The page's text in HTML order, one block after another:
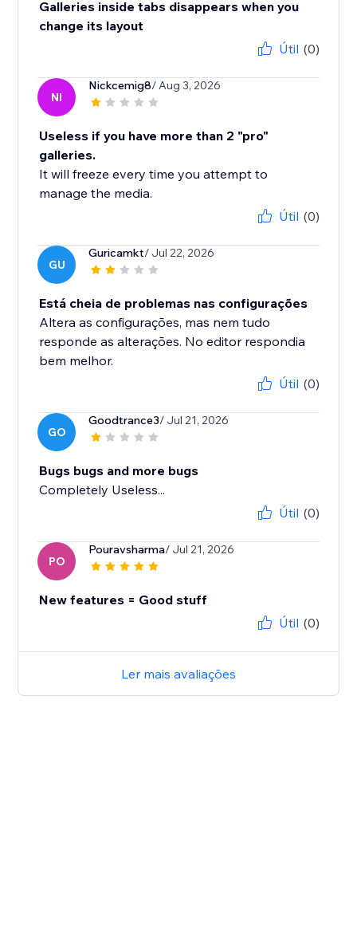
Galleries inside tabs disappears when you
change its layout
Útil (0)
NI
Nickcemig8/ Aug 3, 2026
Useless if you have more than 2 "pro"
galleries.
It will freeze every time you attempt to
manage the media.
Útil (0)
GU
Guricamkt/ Jul 22, 2026
Está cheia de problemas nas configurações
Altera as configurações, mas nem tudo
responde as alterações. No editor respondia
bem melhor.
Útil (0)
GO
Goodtrance3/ Jul 21, 2026
Bugs bugs and more bugs
Completely Useless...
Útil (0)
PO
Pouravsharma/ Jul 21, 2026
New features = Good stuff
Útil (0)
Ler mais avaliações